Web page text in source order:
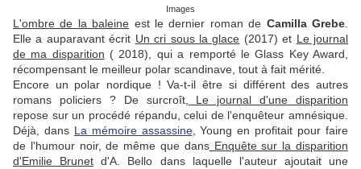
Images
L'ombre de la baleine est le dernier roman de Camilla Grebe
Elle a auparavant écrit Un cri sous la glace (2017) et Le journal
de ma disparition ( 2018), qui a remporté le Glass Key Award,
récompensant le meilleur polar scandinave, tout à fait mérité.
Encore un polar nordique ! Va-t-il être si différent des autres
romans policiers ? De surcroît,
Le journal d'une disparition
repose sur un procédé répandu, celui de l'enquêteur amnésique.
Déjà, dans La mémoire assassine, Young en profitait pour faire
de l'humour noir, de même que dansEnquête sur la disparition
d'Emilie Brunet d'A. Bello dans laquelle l'auteur ajoutait une